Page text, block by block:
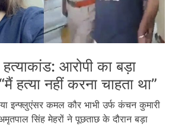
आरोपी का बड़ा
हत्या नहीं करना चाहता था”
इन्फ्लुएंसर कमल कौर भाभी उर्फ कंचन कुमारी
सिंह मेहरों ने पूछताछ के दौरान बड़ा